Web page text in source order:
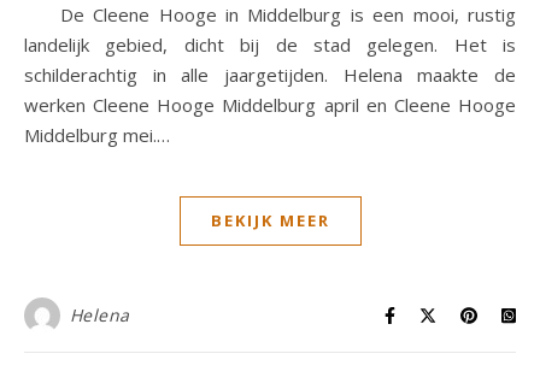
De Cleene Hooge in Middelburg is een mooi, rustig
landelijk gebied, dicht bij de stad gelegen. Het is
schilderachtig in alle jaargetijden. Helena maakte de
werken Cleene Hooge Middelburg april en Cleene Hooge
Middelburg mei.…
BEKIJK MEER
Helena